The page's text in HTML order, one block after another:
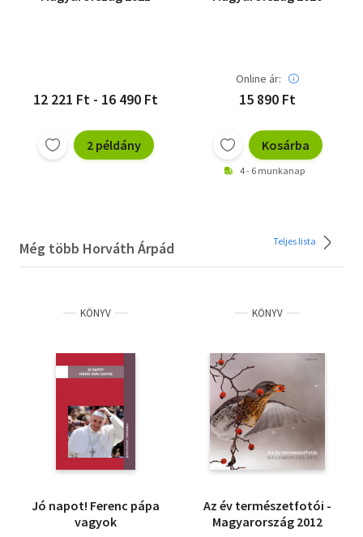
12 221 Ft - 16 490 Ft
2 példány
Online ár:
15 890 Ft
Kosárba
4 - 6 munkanap
Még több Horváth Árpád Teljes lista
KÖNYV
Jó napot! Ferenc pápa
vagyok
KÖNYV
Az év természetfotói -
Magyarország 2012